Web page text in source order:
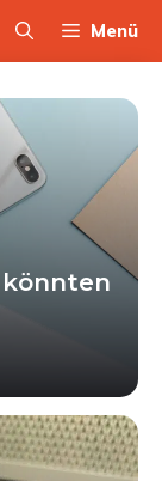
Menü
könnten